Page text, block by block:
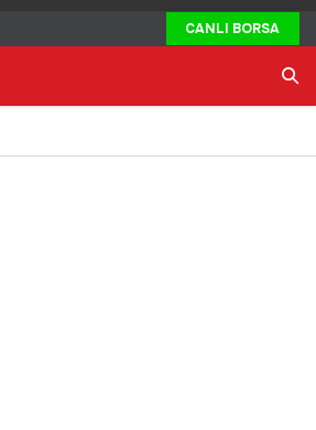
CANLI BORSA